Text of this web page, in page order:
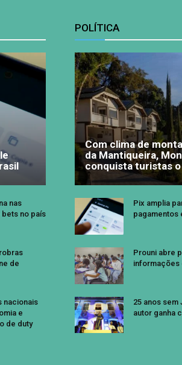
nas
no país
de
nacionais
e
de duty
POLÍTICA
Com clima de
da Mantiqueira,
conquista turistas
Pix amplia
pagamentos
Prouni abre
informações
25 anos
autor ganha